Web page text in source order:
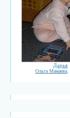
Дарья
Ольга Мамаева,